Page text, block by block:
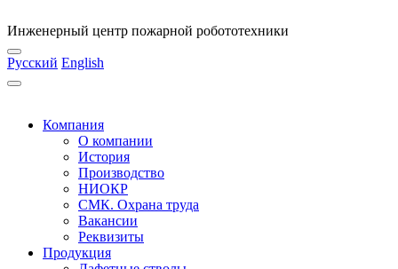
Инженерный центр пожарной робототехники
Русский English
Компания
О компании
История
Производство
НИОКР
СМК. Охрана труда
Вакансии
Реквизиты
Продукция